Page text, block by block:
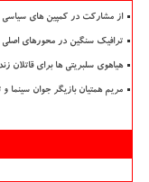
از مشارکت در کمپین های
ترافیک سنگین در محورهای اصلی
هیاهوی سلبریتی ها برای قاتلان
مریم همتیان بازیگر جوان سینما